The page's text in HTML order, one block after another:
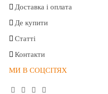
Доставка і оплата
Де купити
Статті
Контакти
МИ В СОЦСІТЯХ